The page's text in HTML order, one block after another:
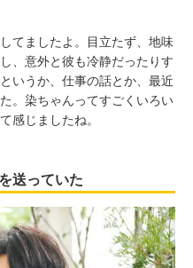
てましたよ。目立たず、地味
、意外と彼も冷静だったりす
いうか、仕事の話とか、最近
。染ちゃんってすごくいろい
感じましたね。
送っていた